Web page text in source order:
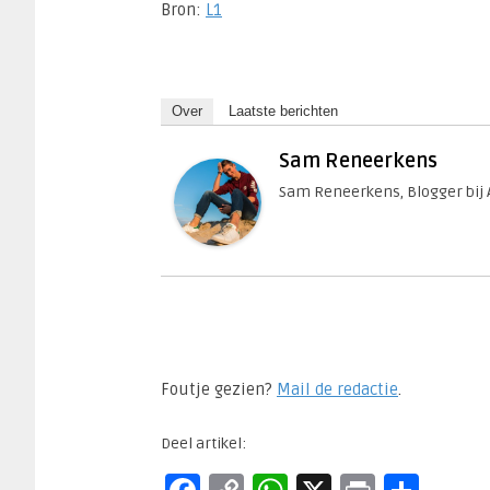
Bron: L1
Over Laatste berichten
Sam Reneerkens
Sam Reneerkens, Blogger bij
Foutje gezien? Mail de redactie
Deel artikel: